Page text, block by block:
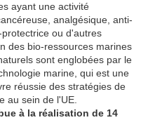
ayant une activité
analgésique, anti-
ou d'autres
des bio-ressources marines
sont englobées par le
marine, qui est une
réussie des stratégies de
au sein de l'UE.
à la réalisation de 14